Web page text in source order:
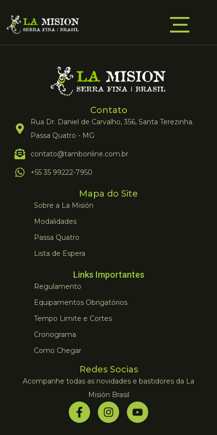
Contato
Rua Dr. Daniel de Carvalho, 356, Santa Terezinha.
Passa Quatro - MG
contato@tambonline.com.br
+55 35 99222-7950
Mapa do Site
Sobre a La Misión
Modalidades
Passa Quatro
Lista de Espera
Links Importantes
Regulamento
Equipamentos Obrigatórios
Tempo Limite e Cortes
Cronograma
Como Chegar
Redes Socias
Acompanhe todas as novidades e bastidores da La
Misión Brasil